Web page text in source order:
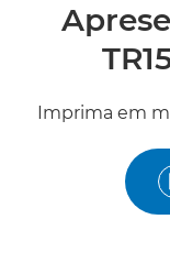
Imprima em